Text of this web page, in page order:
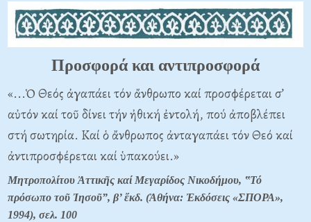
Προσφορά και αντιπροσφορά
«...Ὁ Θεός ἀγαπάει τόν ἄνθρωπο καί προσφέρεται σ’
αὐτόν καί τοῦ δίνει τήν ἠθική ἐντολή, πού ἀποβλέπει
στή σωτηρία. Καί ὁ ἄνθρωπος ἀνταγαπάει τόν Θεό καί
ἀντιπροσφέρεται καί ὑπακούει.»
Μητροπολίτου Ἀττικῆς καί Μεγαρίδος Νικοδήμου, ‟Τό
πρόσωπο τοῦ Ἰησοῦ”, β’ ἔκδ. (Ἀθήνα: Ἐκδόσεις «ΣΠΟΡΑ»,
1994), σελ. 100